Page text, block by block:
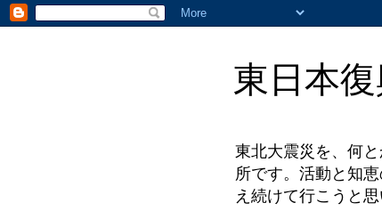
東日本
東北大震災を、何
所です。活動と知
え続けて行こうと思